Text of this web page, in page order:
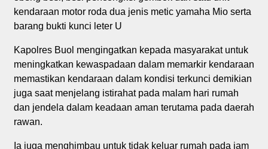
kendaraan motor roda dua jenis metic yamaha Mio serta
barang bukti kunci leter U
Kapolres Buol mengingatkan kepada masyarakat untuk
meningkatkan kewaspadaan dalam memarkir kendaraan
memastikan kendaraan dalam kondisi terkunci demikian
juga saat menjelang istirahat pada malam hari rumah
dan jendela dalam keadaan aman terutama pada daerah
rawan.
Ia juga menghimbau untuk tidak keluar rumah pada jam